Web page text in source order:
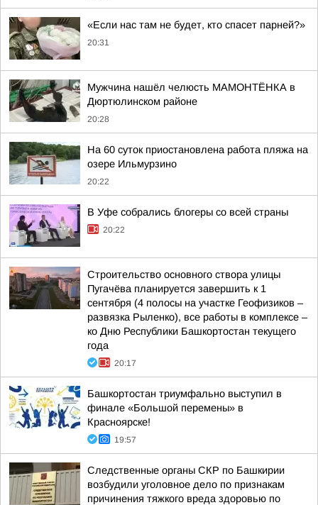
«Если нас там не будет, кто спасет парней?»
20:31
Мужчина нашёл челюсть МАМОНТЁНКА в
Дюртюлинском районе
20:28
На 60 суток приостановлена работа пляжа на
озере Ильмурзино
20:22
В Уфе собрались блогеры со всей страны
20:22
Строительство основного створа улицы
Пугачёва планируется завершить к 1
сентября (4 полосы на участке Геофизиков –
развязка Рыленко), все работы в комплексе –
ко Дню Республики Башкортостан текущего
года
20:17
Башкортостан триумфально выступил в
финале «Большой перемены» в
Красноярске!
19:57
Следственные органы СКР по Башкирии
возбудили уголовное дело по признакам
причинения тяжкого вреда здоровью по